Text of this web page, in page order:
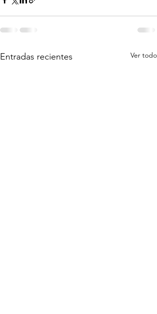
Entradas recientes Ver todo